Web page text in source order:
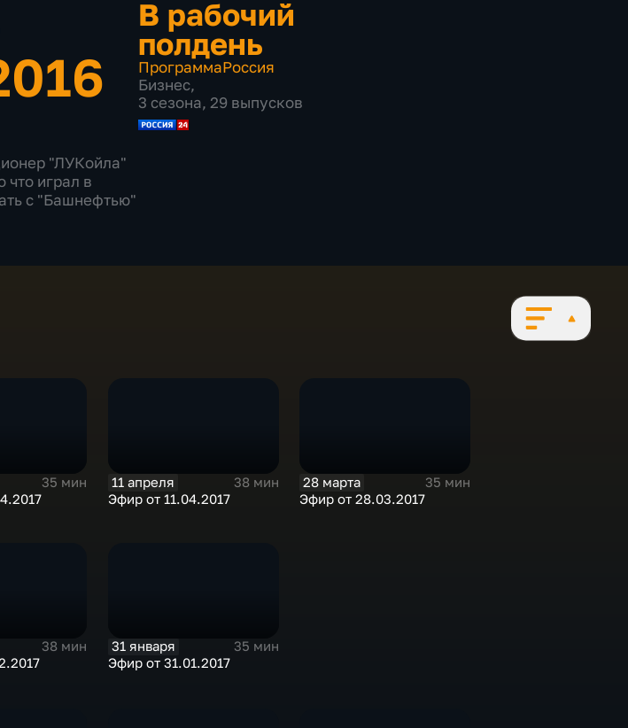
"ЛУКойла"
что играл в
с "Башнефтью"
В рабочий
полдень
ПрограммаРоссия
Бизнес,
3 сезона, 29 выпусков
35 мин
11 апреля
38 мин
Эфир от 11.04.2017
28 марта
35 мин
Эфир от 28.03.2017
38 мин
31 января
35 мин
Эфир от 31.01.2017